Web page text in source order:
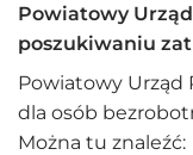
Powiatowy
poszukiwaniu
Powiatowy Urząd
dla osób
Można tu znaleźć: